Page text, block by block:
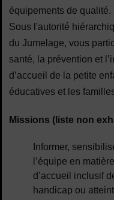
équipements de qualité.
Sous l'autorité
du Jumelage, vous
santé, la prévention et
d’accueil de la petite
éducatives et les
Missions (liste non
Informer,
l’équipe en
d’accueil inclusif
handicap ou